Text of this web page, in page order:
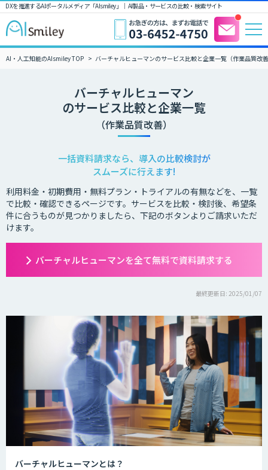
DXを推進するAIポータルメディア「AIsmiley」｜ AI製品・サービスの比較・検索サイト
AI・人工知能のAIsmiley TOP バーチャルヒューマンのサービス比較と企業一覧（作業品質改
バーチャルヒューマン
のサービス比較と企業一覧
（作業品質改善）
一括資料請求なら、導入の比較検討が
スムーズに行えます!
利用料金・初期費用・無料プラン・トライアルの有無などを、一覧
で比較・確認できるページです。サービスを比較・検討後、希望条
件に合うものが見つかりましたら、下記のボタンよりご請求いただ
けます。
バーチャルヒューマンを全て無料で資料請求する
最終更新日: 2025/01/07
バーチャルヒューマンとは？